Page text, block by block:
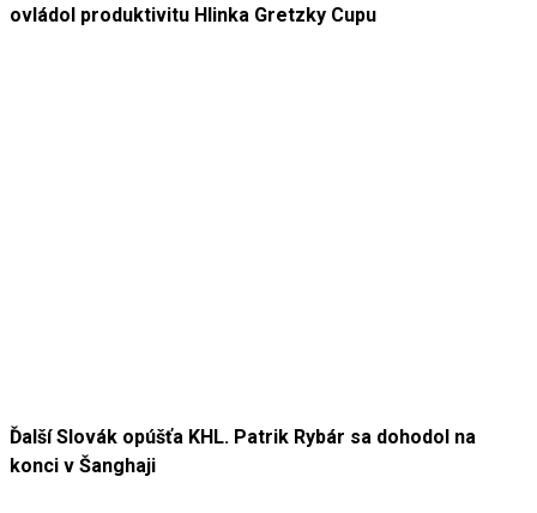
ovládol produktivitu Hlinka Gretzky Cupu
Ďalší Slovák opúšťa KHL. Patrik Rybár sa dohodol na
konci v Šanghaji